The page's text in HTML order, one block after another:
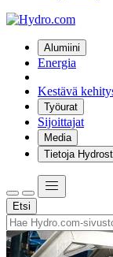
Alumiini
Energia
Kestävä
Työurat
Sijoittajat
Media
Tietoja
Etsi